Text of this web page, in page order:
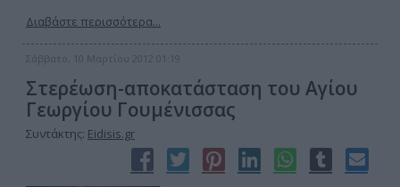
Διαβάστε περισσότερα...
Σάββατο, 10 Μαρτίου 2012 01:19
Στερέωση-αποκατάσταση του Αγίου
Γεωργίου Γουμένισσας
Συντάκτης: Eidisis.gr